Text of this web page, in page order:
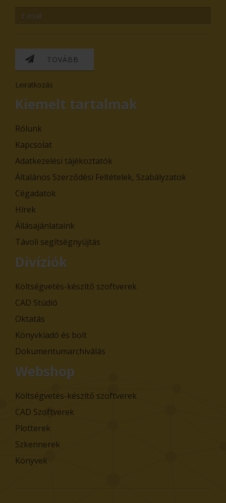
TOVÁBB
Leiratkozás
Kiemelt tartalmak
Rólunk
Kapcsolat
Adatkezelési tájékoztatók
Általános Szerződési Feltételek, Szabályzatok
Cégadatok
Hírek
Állásajánlataink
Távoli segítségnyújtás
Divíziók
Költségvetés-készítő szoftverek
CAD Stúdió
Oktatás
Könyvkiadó és bolt
Dokumentumarchiválás
Webshop
Költségvetés-készítő szoftverek
CAD Szoftverek
Plotterek
Szkennerek
Könyvek